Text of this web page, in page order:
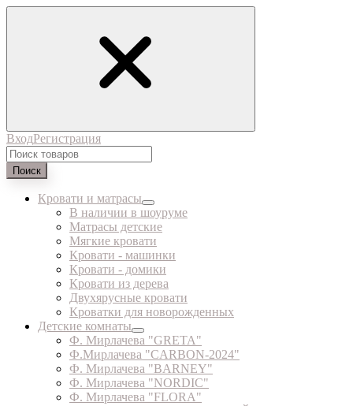
ВходРегистрация
Поиск
Кровати и матрасы
В наличии в шоуруме
Матрасы детские
Мягкие кровати
Кровати - машинки
Кровати - домики
Кровати из дерева
Двухярусные кровати
Кроватки для новорожденных
Детские комнаты
Ф. Мирлачева "GRETA"
Ф.Мирлачева "CARBON-2024"
Ф. Мирлачева "BARNEY"
Ф. Мирлачева "NORDIC"
Ф. Мирлачева "FLORA"